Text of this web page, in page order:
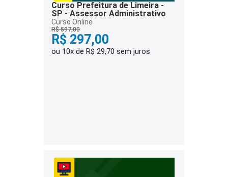
Curso Prefeitura de Limeira -
SP - Assessor Administrativo
Curso Online
R$ 597,00
R$ 297,00
ou 10x de R$ 29,70 sem juros